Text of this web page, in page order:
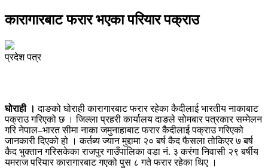
कारागारबाट फरार भएका परियार पक्राउ
प्रदेश पत्र
घोराही । दाङको घोराही कारागारबाट फरार रहेका कैदीलाई भारतीय नाकाबाट
पक्राउ गरिएको छ । जिल्ला प्रहरी कार्यालय दाङले सोमबार पत्रकार सम्मेलन
गरि नेपाल–भारत सीमा नाका जमुनाहाबाट फरार कैदीलाई पक्राउ गरिएको
जानकारी दिएको हो । कर्तब्य ज्यान मुद्दामा २० बर्ष कैद फैसला तोकिएर ७ बर्ष
कैद भुक्तान गरिसकेका राजपुर गाउँपालिका वडा नं. ३ करंगा निवासी २९ बर्षीय
यमराज परियार कारागारबाट गएको पुस ८ गते फरार रहेका थिए ।